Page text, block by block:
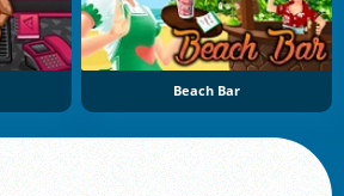
Beach Bar